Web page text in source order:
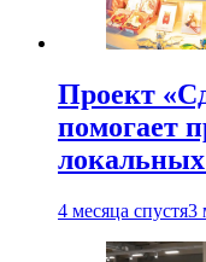
Проект
помогает
4 месяца спустя3